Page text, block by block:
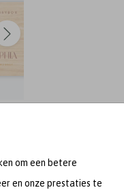
om een betere
en onze prestaties te